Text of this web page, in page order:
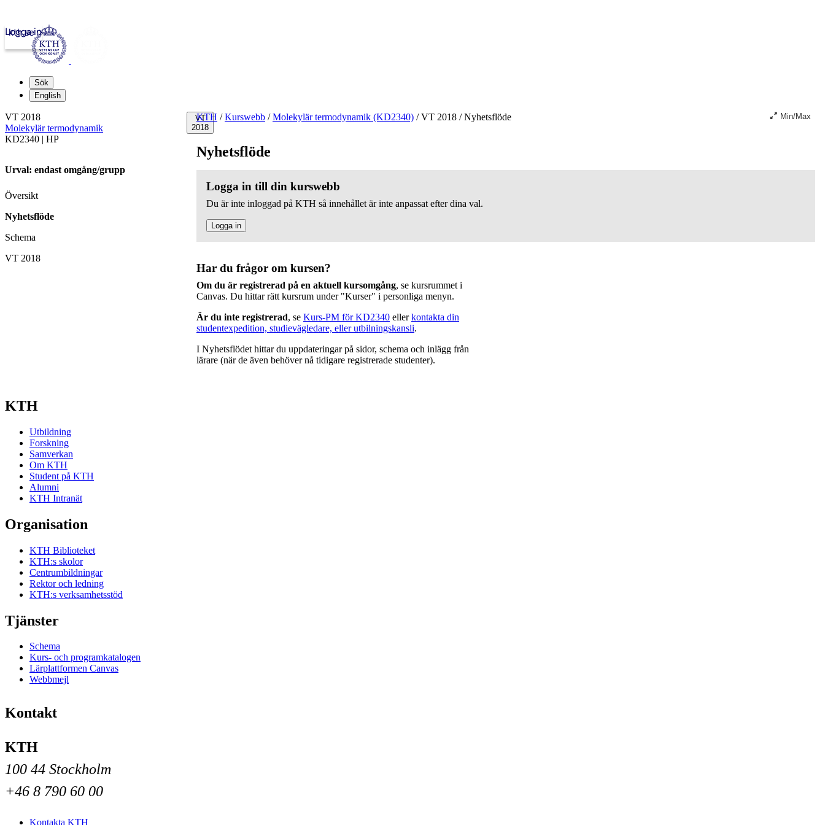
kth.se
Logga in
Sök
English
VT
2018
KTH / Kurswebb / Molekylär termodynamik (KD2340) /VT 2018 /Nyhetsflöde Min/Max
Nyhetsflöde
Logga in till din kurswebb
Du är inte inloggad på KTH så innehållet är inte anpassat efter dina val.
Logga in
Har du frågor om kursen?
Om du är registrerad på en aktuell kursomgång, se kursrummet i
Canvas. Du hittar rätt kursrum under "Kurser" i personliga menyn.
Är du inte registrerad, se Kurs-PM för KD2340 ellerkontakta din
studentexpedition, studievägledare, eller utbilningskansli.
I Nyhetsflödet hittar du uppdateringar på sidor, schema och inlägg från
lärare (när de även behöver nå tidigare registrerade studenter).
VT 2018
Molekylär termodynamik
KD2340 | HP
Urval: endast omgång/grupp
Översikt
Nyhetsflöde
Schema
VT 2018
KTH
Utbildning
Forskning
Samverkan
Om KTH
Student på KTH
Alumni
KTH Intranät
Organisation
KTH Biblioteket
KTH:s skolor
Centrumbildningar
Rektor och ledning
KTH:s verksamhetsstöd
Tjänster
Schema
Kurs- och programkatalogen
Lärplattformen Canvas
Webbmejl
Kontakt
KTH
100 44 Stockholm
+46 8 790 60 00
Kontakta KTH